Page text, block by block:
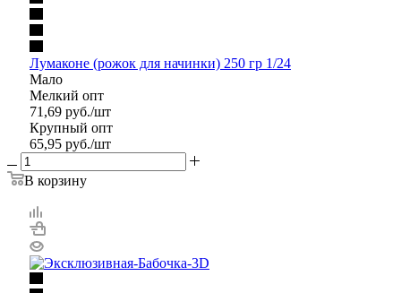
Лумаконе (рожок для начинки) 250 гр 1/24
Мало
Мелкий опт
71,69 руб./шт
Крупный опт
65,95 руб./шт
В корзину